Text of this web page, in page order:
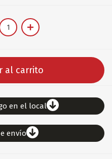
al carrito
en el local
envío